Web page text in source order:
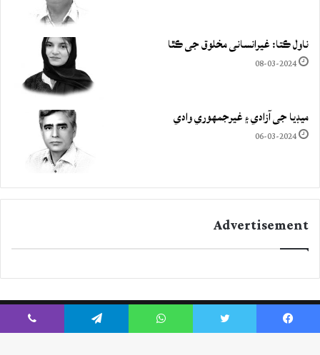
ناول ڪتا: غيرانساني مخلوق جي ڪٿا
08-03-2024
ميڊيا جي آزادي ۽ غيرجمھوري وادي
06-03-2024
Advertisement
Facebook
Twitter
YouTube
Instagram Facebook
Twitter
WhatsApp
Telegram
Viber